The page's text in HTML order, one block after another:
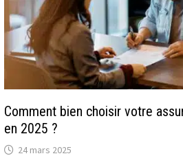
Comment bien choisir votre
en 2025 ?
24 mars 2025